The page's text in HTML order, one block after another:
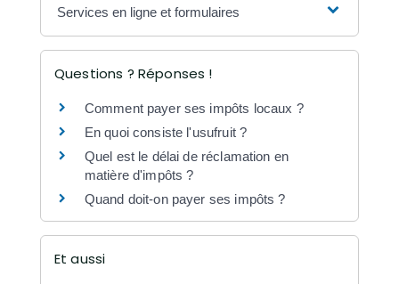
Services en ligne et formulaires
Questions ? Réponses !
Comment payer ses impôts locaux ?
En quoi consiste l'usufruit ?
Quel est le délai de réclamation en
matière d'impôts ?
Quand doit-on payer ses impôts ?
Et aussi